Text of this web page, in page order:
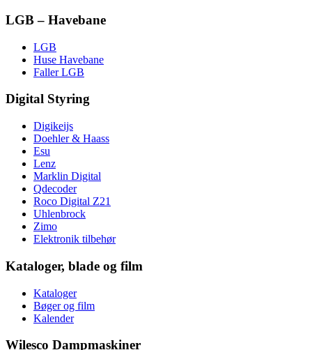
LGB – Havebane
LGB
Huse Havebane
Faller LGB
Digital Styring
Digikeijs
Doehler & Haass
Esu
Lenz
Marklin Digital
Qdecoder
Roco Digital Z21
Uhlenbrock
Zimo
Elektronik tilbehør
Kataloger, blade og film
Kataloger
Bøger og film
Kalender
Wilesco Dampmaskiner